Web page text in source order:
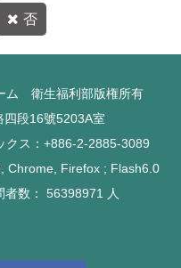
ラオ国民への医療支
ゲル・S・ウィップ
問し、FJCUHの医療
ノベーションは、パラ
である」と高く評価し
ターでは、来台前の
導線案内、入院・退院
否
ム 衛生福利部版権所有
段16號5203A室
ス：+886-2-2885-3089
Chrome, Firefox ; Flash6.0
数： 56398971 人